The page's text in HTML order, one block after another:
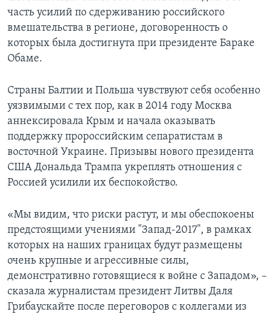
часть усилий по сдерживанию российского
вмешательства в регионе, договоренность о
которых была достигнута при президенте Бараке
Обаме.
Страны Балтии и Польша чувствуют себя особенно
уязвимыми с тех пор, как в 2014 году Москва
аннексировала Крым и начала оказывать
поддержку пророссийским сепаратистам в
восточной Украине. Призывы нового президента
США Дональда Трампа укреплять отношения с
Россией усилили их беспокойство.
«Мы видим, что риски растут, и мы обеспокоены
предстоящими учениями "Запад-2017", в рамках
которых на наших границах будут размещены
очень крупные и агрессивные силы,
демонстративно готовящиеся к войне с Западом», –
сказала журналистам президент Литвы Даля
Грибаускайте после переговоров с коллегами из